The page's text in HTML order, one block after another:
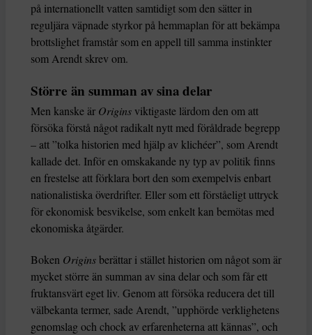
på internationellt vatten samtidigt som den sätter in
reguljära väpnade styrkor på hemmaplan för att bekämpa
brottslighet framstår som en appell till samma instinkter
som Arendt skrev om.
Större än summan av sina delar
Men kanske är Origins viktigaste lärdom den om att
försöka förstå något radikalt nytt med föråldrade begrepp
– att ”tolka historien med hjälp av klichéer”, som Arendt
kallade det. Inför en omskakande ny typ av politik finns
en frestelse att förklara bort den som exempelvis enbart
nationalistiska överdrifter. Eller som ett förståeligt uttryck
för ekonomisk besvikelse, som enkelt kan bemötas med
ekonomiska åtgärder.
Boken Originsberättar i stället historien om något som är
mycket större än summan av sina delar och som får ett
fruktansvärt eget liv. Genom att försöka reducera det till
välbekanta termer, sade Arendt, ”upphörde verklighetens
genomslag och chock av erfarenheterna att kännas”, och